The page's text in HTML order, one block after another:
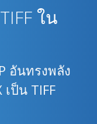
ใน
อันทรงพลัง
ป็น TIFF